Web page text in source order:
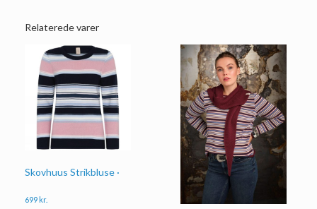
Relaterede varer
Skovhuus Strikbluse ·
699 kr.